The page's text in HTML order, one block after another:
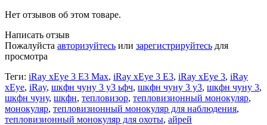
Нет отзывов об этом товаре.
Написать отзыв
Пожалуйста авторизуйтесь или зарегистрируйтесь для
просмотра
Теги: iRay xEye 3 E3 Max, iRay xEye 3 E3, iRay xEye 3, iRay
xEye, iRay, шкфн чуну 3 у3 ьфч, шкфн чуну 3 у3, шкфн чуну 3,
шкфн чуну, шкфн, тепловизор, тепловизионный монокуляр,
монокуляр, тепловизионный монокуляр для наблюдения,
тепловизионный монокуляр для охоты, айрей